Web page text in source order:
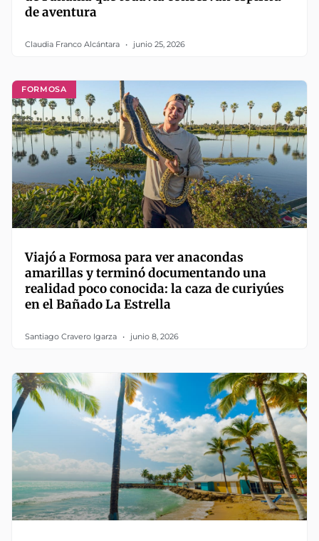
de aventura
Claudia Franco Alcántara junio 25, 2026
FORMOSA
Viajó a Formosa para ver anacondas
amarillas y terminó documentando una
realidad poco conocida: la caza de curiyúes
en el Bañado La Estrella
Santiago Cravero Igarza junio 8, 2026